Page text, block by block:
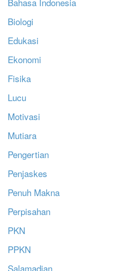
Biologi
Edukasi
Ekonomi
Fisika
Lucu
Motivasi
Mutiara
Pengertian
Penjaskes
Penuh Makna
Perpisahan
PKN
PPKN
Salamadian